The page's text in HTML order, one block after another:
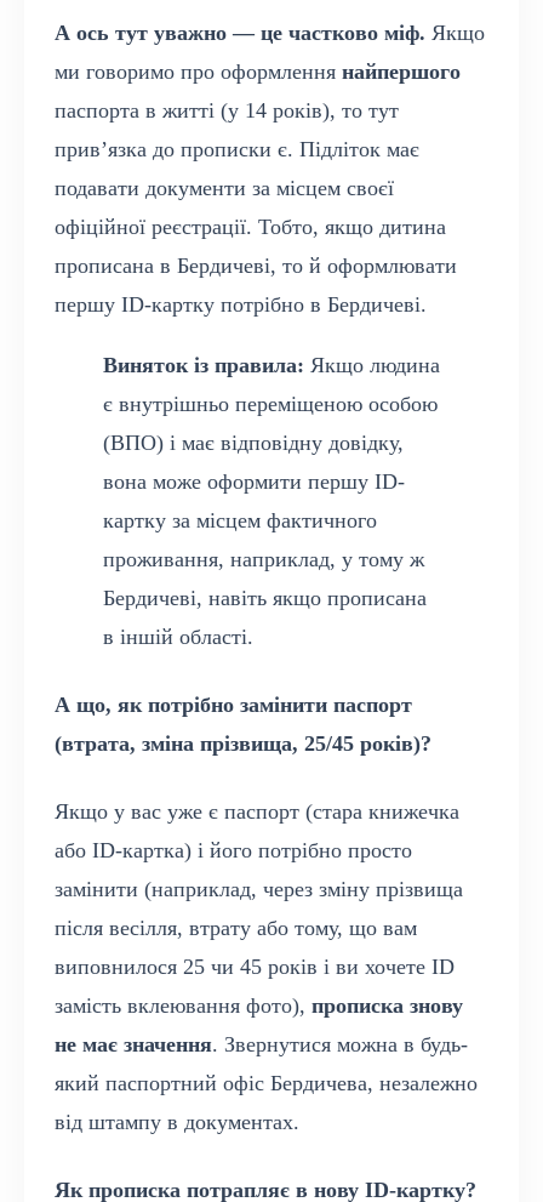
А ось тут уважно — це частково міф. Якщо
ми говоримо про оформлення найпершого
паспорта в житті (у 14 років), то тут
прив’язка до прописки є. Підліток має
подавати документи за місцем своєї
офіційної реєстрації. Тобто, якщо дитина
прописана в Бердичеві, то й оформлювати
першу ID-картку потрібно в Бердичеві.
Виняток із правила: Якщо людина
є внутрішньо переміщеною особою
(ВПО) і має відповідну довідку,
вона може оформити першу ID-
картку за місцем фактичного
проживання, наприклад, у тому ж
Бердичеві, навіть якщо прописана
в іншій області.
А що, як потрібно замінити паспорт
(втрата, зміна прізвища, 25/45 років)?
Якщо у вас уже є паспорт (стара книжечка
або ID-картка) і його потрібно просто
замінити (наприклад, через зміну прізвища
після весілля, втрату або тому, що вам
виповнилося 25 чи 45 років і ви хочете ID
замість вклеювання фото), прописка знову
не має значення. Звернутися можна в будь-
який паспортний офіс Бердичева, незалежно
від штампу в документах.
Як прописка потрапляє в нову ID-картку?